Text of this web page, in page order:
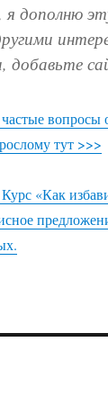
дополню
добавьте
вопросы
тут >>>
«Как